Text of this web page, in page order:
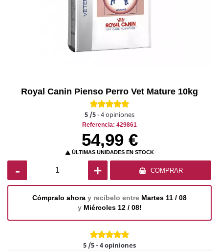
Royal Canin Pienso Perro Vet Mature 10kg
5 /5-4opiniones
Referencia: 429861
54,99 €
 ÚLTIMAS UNIDADES EN STOCK
- + COMPRAR
Cómpralo ahora y recíbelo entre Martes 11 / 08
y Miércoles 12 / 08!
5 /5- 4opiniones